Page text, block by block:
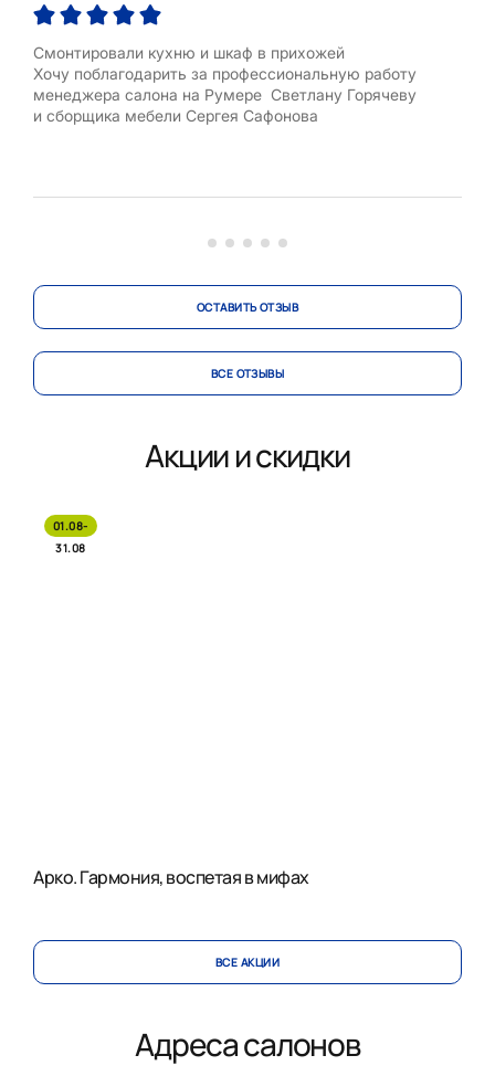
Смонтировали кухню и шкаф в прихожей
Хочу поблагодарить за профессиональную работу
менеджера салона на Румере Светлану Горячеву
и сборщика мебели Сергея Сафонова
ОСТАВИТЬ ОТЗЫВ
ВСЕ ОТЗЫВЫ
Акции и скидки
01.08-
31.08
Арко. Гармония, воспетая в мифах
ВСЕ АКЦИИ
Адреса салонов